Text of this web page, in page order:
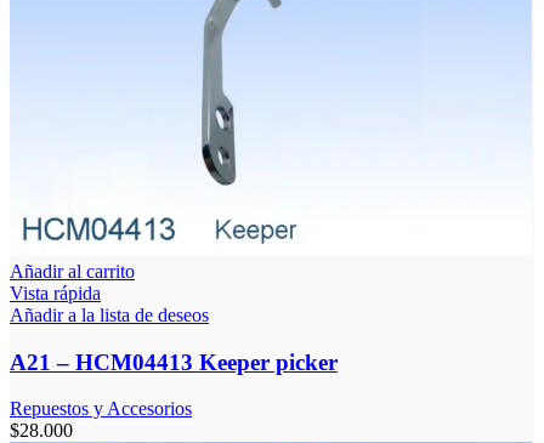
Añadir al carrito
Vista rápida
Añadir a la lista de deseos
A21 – HCM04413 Keeper picker
Repuestos y Accesorios
$28.000